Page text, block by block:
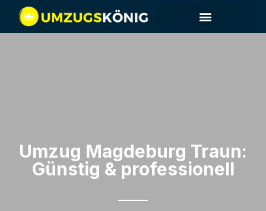
Umzug Magdeburg​ Traun:
Günstig & professionell​